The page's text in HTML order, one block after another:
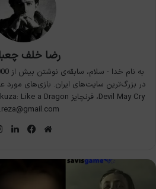
رضا خلف
وبسایت
فیس